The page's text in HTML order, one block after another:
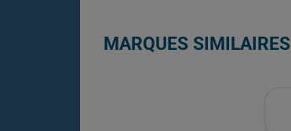
MARQUES SIMILAIRES